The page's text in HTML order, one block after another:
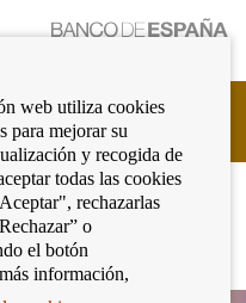
Ir
página
de
inicio
del
Banco
de
España
el cobro
web utiliza cookies
para mejorar su
y recogida de
todas las cookies
rechazarlas
o
el botón
información,